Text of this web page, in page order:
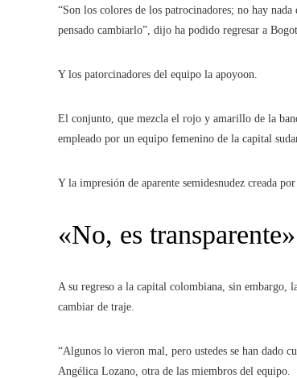
“Son los colores de los patrocinadores; no hay
pensado cambiarlo”, dijo ha podido regresar a
Y los patorcinadores del equipo la apoyoon.
El conjunto, que mezcla el rojo y amarillo de la
empleado por un equipo femenino de la capital
Y la impresión de aparente semidesnudez creada
«No, es transparente»
A su regreso a la capital colombiana, sin embargo,
cambiar de traje.
“Algunos lo vieron mal, pero ustedes se han dado
Angélica Lozano, otra de las miembros del equipo.